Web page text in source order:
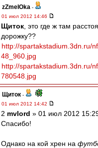
zZmeIOka -
01 июл 2012 14:46
Щиток , это где ж там
дорожку??
http://spartakstadium.3dn.ru/
48_960.jpg
http://spartakstadium.3dn.ru/
780548.jpg
Щиток -
01 июл 2012 14:42
2 mvlord » 01 июл 2012
Спасибо!
Однако на кой хрен на